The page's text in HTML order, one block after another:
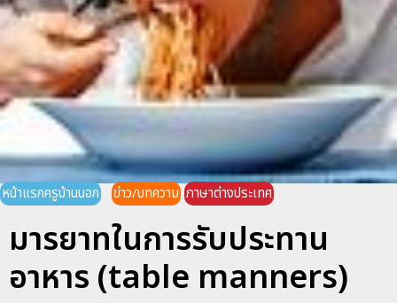
หน้าแรกครูบ้านนอก ข่าว/บทความ ภาษาต่างประเทศ
มารยาทในการรับประทาน
อาหาร (table manners)